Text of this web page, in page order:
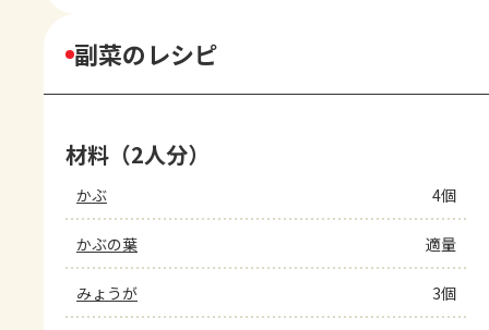
副菜のレシピ
材料（2人分）
かぶ 4個
かぶの葉 適量
みょうが 3個